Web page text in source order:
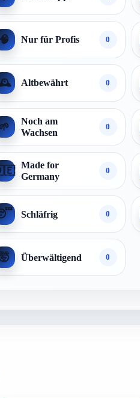
Nur für Profis 0
Altbewährt 0
Noch am
Wachsen
0
Made for
Germany
0
Schläfrig 0
Überwältigend 0